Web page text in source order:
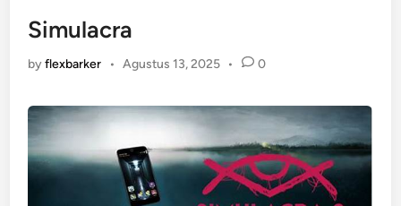
Simulacra
byflexbarker • Agustus 13, 2025 • 0